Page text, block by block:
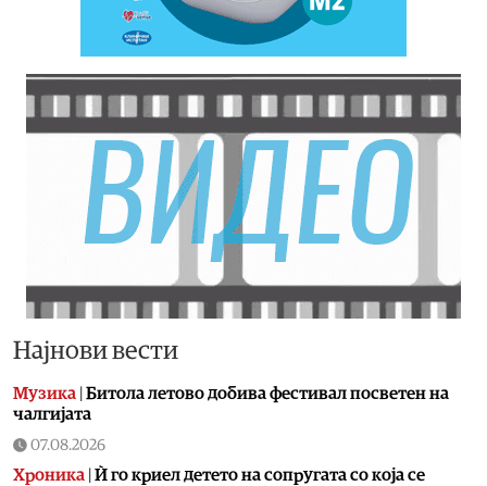
Најнови вести
Музика Битола летово добива фестивал посветен на
чалгијата
07.08.2026
Хроника Ѝ го криел детето на сопругата со која се